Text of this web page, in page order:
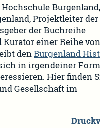
Burgenland,
Projektleiter der
der Buchreihe
Kurator einer Reihe von
denBurgenland
in irgendeiner
Hier finden
Gesellschaft im